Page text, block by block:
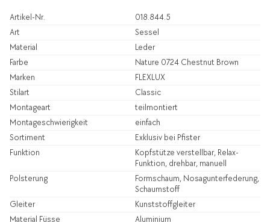
Artikel-Nr.
018.844.5
Art
Sessel
Material
Leder
Farbe
Nature 0724 Chestnut Brown
Marken
FLEXLUX
Stilart
Classic
Montageart
teilmontiert
Montageschwierigkeit
einfach
Sortiment
Exklusiv bei Pfister
Funktion
Kopfstütze verstellbar, Relax-
Funktion, drehbar, manuell
Polsterung
Formschaum, Nosagunterfederung,
Schaumstoff
Gleiter
Kunststoffgleiter
Material Füsse
Aluminium